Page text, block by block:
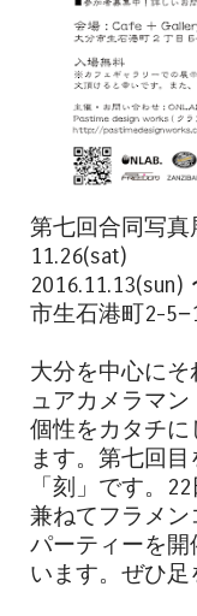
第七回合同写真
11.26(sat)
2016.11.13(sun)
市生石港町2-
大分を中心に
ュアカメラマ
個性をカタチ
ます。第七回
「刻」です。
兼ねてフラメン
パーティーを
います。ぜひ足